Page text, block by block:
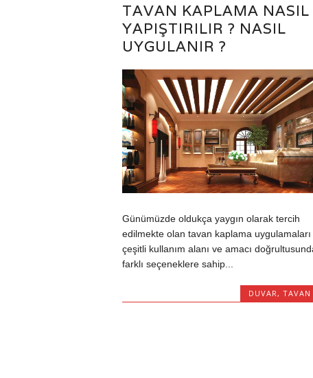
TAVAN KAPLAMA NASIL
YAPIŞTIRILIR ? NASIL
UYGULANIR ?
Günümüzde oldukça yaygın olarak tercih
edilmekte olan tavan kaplama uygulamaları
çeşitli kullanım alanı ve amacı
farklı seçeneklere sahip...
DUVAR , TAVAN